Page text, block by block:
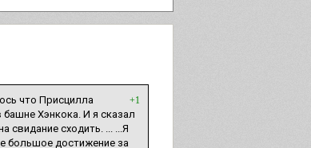
+1
что Присцилла
Хэнкока. И я сказал
свидание сходить. ... ...Я
большое достижение за